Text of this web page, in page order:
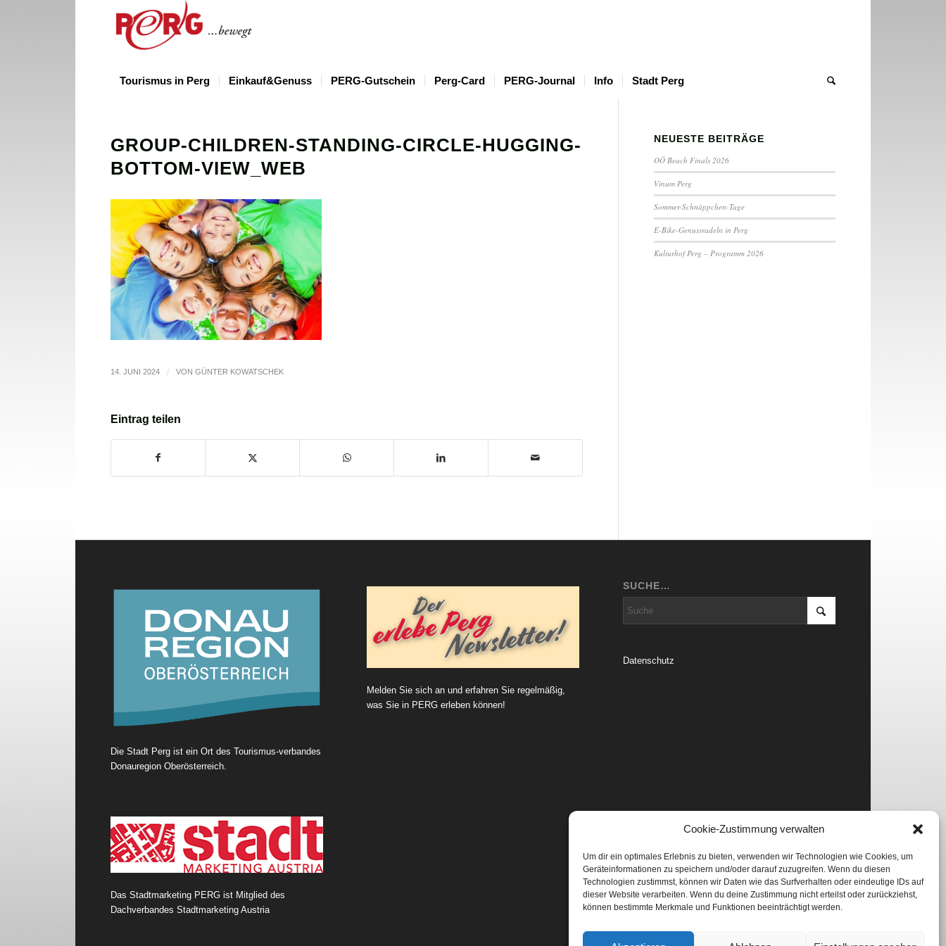
Cookie-Zustimmung verwalten
Um dir ein optimales Erlebnis zu bieten, verwenden wir Technologien wie Cookies, um
Geräteinformationen zu speichern und/oder darauf zuzugreifen. Wenn du diesen
Technologien zustimmst, können wir Daten wie das Surfverhalten oder eindeutige IDs auf
dieser Website verarbeiten. Wenn du deine Zustimmung nicht erteilst oder zurückziehst,
können bestimmte Merkmale und Funktionen beeinträchtigt werden.
Tourismus in Perg Einkauf&Genuss PERG-Gutschein Perg-Card PERG-Journal Info Stadt Perg
GROUP-CHILDREN-STANDING-CIRCLE-HUGGING-
BOTTOM-VIEW_WEB
14. JUNI 2024 / VON GÜNTER KOWATSCHEK
Eintrag teilen
NEUESTE BEITRÄGE
OÖ Beach Finals 2026
Vinum Perg
Sommer-Schnäppchen-Tage
E-Bike-Genussradeln in Perg
Kulturhof Perg – Programm 2026
Die Stadt Perg ist ein Ort des Tourismus-verbandes
Donauregion Oberösterreich.
Das Stadtmarketing PERG ist Mitglied des
Dachverbandes Stadtmarketing Austria
Melden Sie sich an und erfahren Sie regelmäßig,
was Sie in PERG erleben können!
SUCHE…
Datenschutz